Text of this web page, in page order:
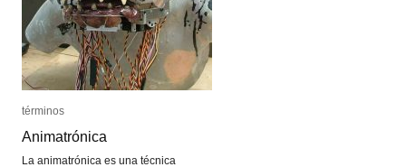
términos
Animatrónica
La animatrónica es una técnica
términos
Animatrónica